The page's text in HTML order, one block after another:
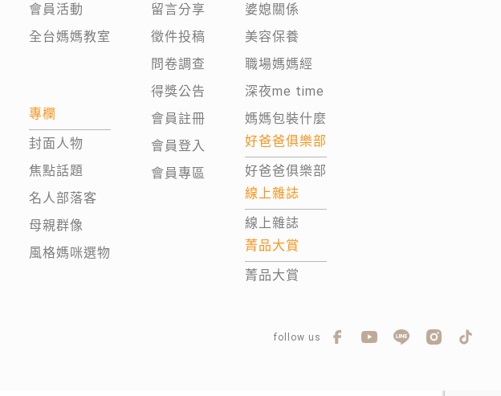
會員活動
全台媽媽教室
專欄
封面人物
焦點話題
名人部落客
母親群像
風格媽咪選物
留言分享
徵件投稿
問卷調查
得獎公告
會員註冊
會員登入
會員專區
婆媳關係
美容保養
職場媽媽經
深夜me time
媽媽包裝什麼
好爸爸俱樂部
好爸爸俱樂部
線上雜誌
線上雜誌
菁品大賞
菁品大賞
follow us